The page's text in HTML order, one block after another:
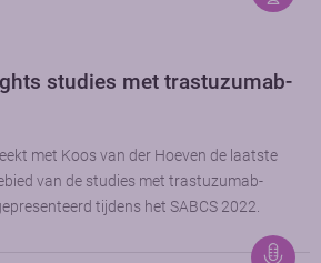
studies met trastuzumab-
met Koos van der Hoeven de laatste
van de studies met trastuzumab-
tijdens het SABCS 2022.